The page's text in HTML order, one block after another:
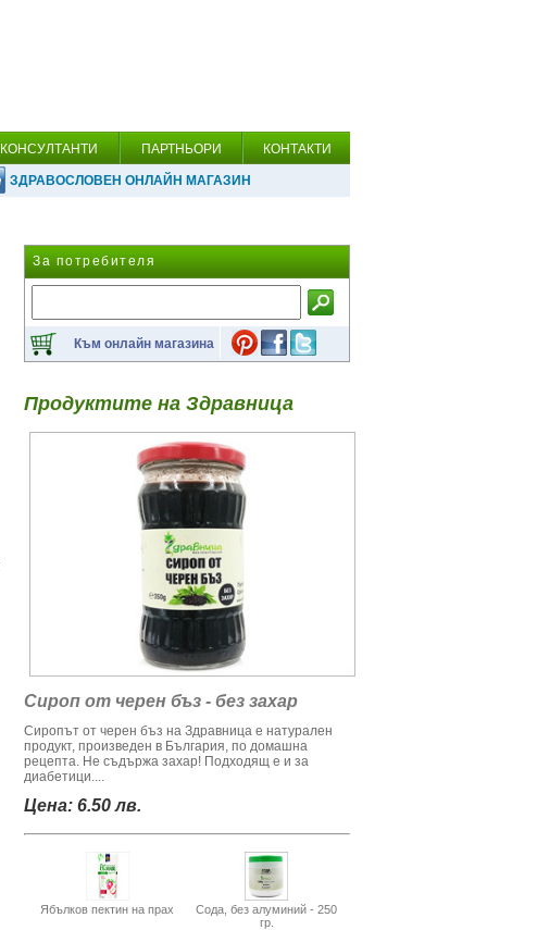
КОНСУЛТАНТИ ПАРТНЬОРИ КОНТАКТИ
ЗДРАВОСЛОВЕН ОНЛАЙН МАГАЗИН
За потребителя
Към онлайн магазина
Продуктите на Здравница
Сироп от черен бъз - без захар
Сиропът от черен бъз на Здравница е натурален
продукт, произведен в България, по домашна
рецепта. Не съдържа захар! Подходящ е и за
диабетици....
Цена: 6.50 лв.
Ябълков пектин на прах
Сода, без алуминий - 250
гр.